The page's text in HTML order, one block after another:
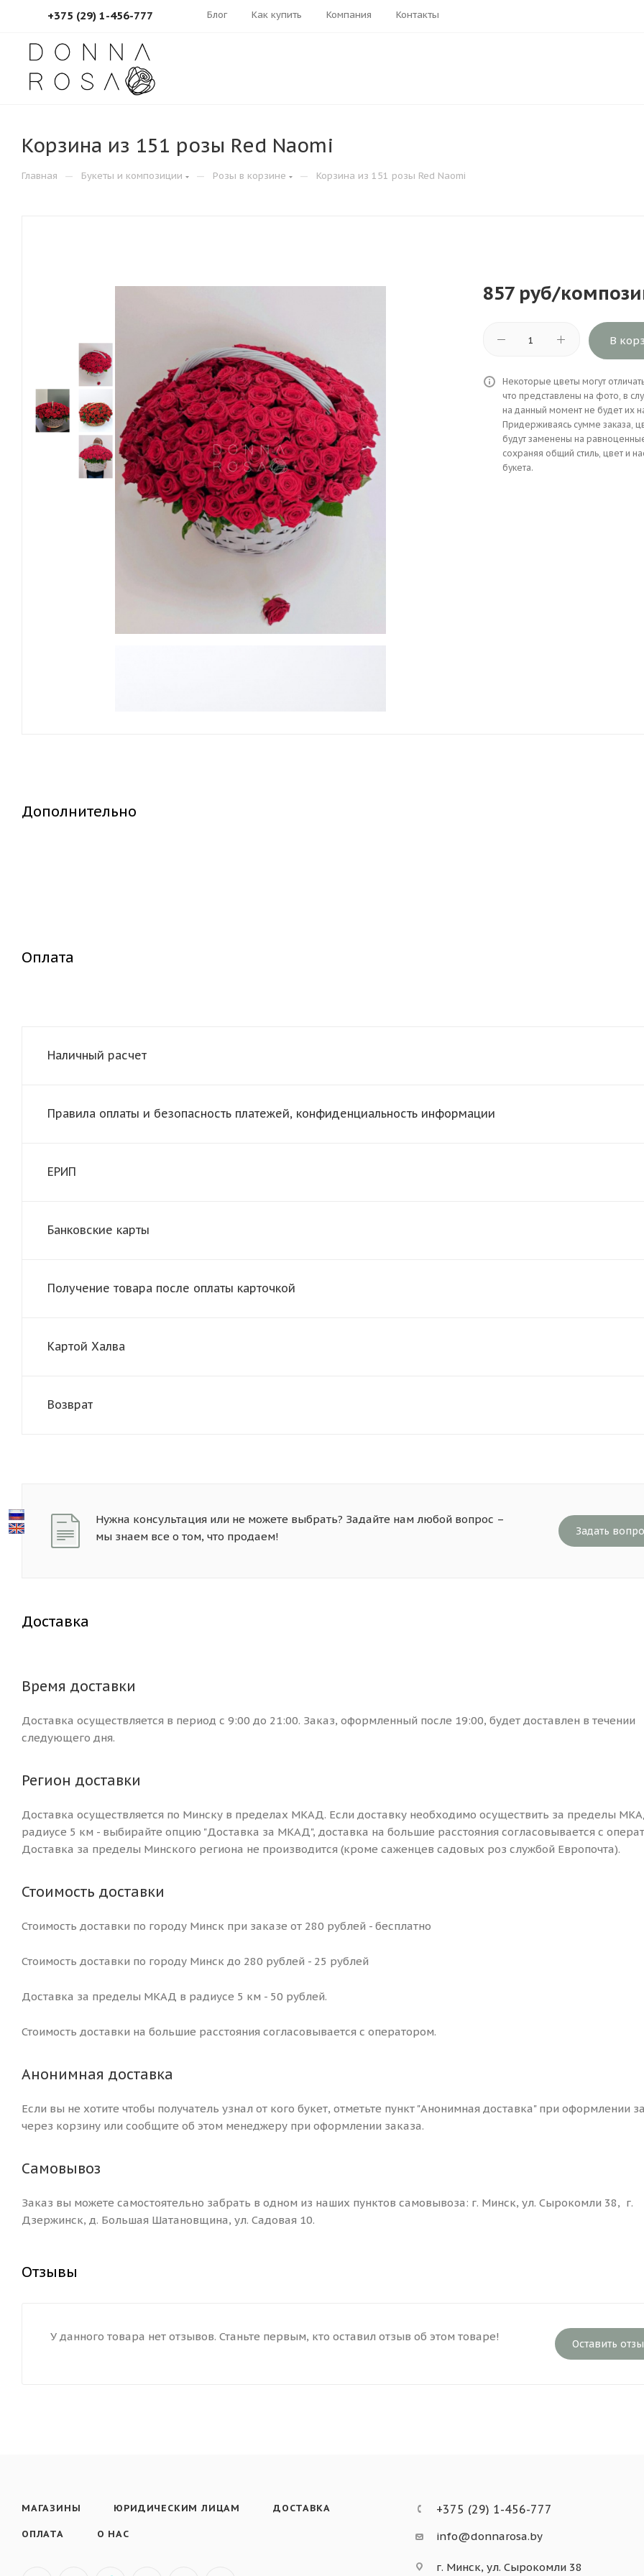
+375 (29) 1-456-777 Блог Как купить Компания Контакты
Корзина из 151 розы Red Naomi
Главная — Букеты и композиции — Розы в корзине — Корзина из 151 розы Red Naomi
857руб/
В
Некоторые цветы могут
что представлены на фото, в
на данный момент не будет их
Придерживаясь сумме заказа,
будут заменены на
сохраняя общий стиль, цвет и
букета.
Дополнительно
Оплата
Наличный расчет
Правила оплаты и безопасность платежей, конфиденциальность информации
ЕРИП
Банковские карты
Получение товара после оплаты карточкой
Картой Халва
Возврат
Нужна консультация или не можете выбрать? Задайте нам любой вопрос –
мы знаем все о том, что продаем!
Задать
Доставка
Время доставки
Доставка осуществляется в период с 9:00 до 21:00. Заказ, оформленный после 19:00, будет доставлен в течении
следующего дня.
Регион доставки
Доставка осуществляется по Минску в пределах МКАД. Если доставку необходимо осуществить за пределы
радиусе 5 км - выбирайте опцию "Доставка за МКАД", доставка на большие расстояния согласовывается с
Доставка за пределы Минского региона не производится (кроме саженцев садовых роз службой Европочта).
Стоимость доставки
Стоимость доставки по городу Минск при заказе от 280 рублей - бесплатно
Стоимость доставки по городу Минск до 280 рублей - 25 рублей
Доставка за пределы МКАД в радиусе 5 км - 50 рублей.
Стоимость доставки на большие расстояния согласовывается с оператором.
Анонимная доставка
Если вы не хотите чтобы получатель узнал от кого букет, отметьте пункт "Анонимная доставка" при оформлении
через корзину или сообщите об этом менеджеру при оформлении заказа.
Самовывоз
Заказ вы можете самостоятельно забрать в одном из наших пунктов самовывоза: г. Минск, ул. Сырокомли 38, г.
Дзержинск, д. Большая Шатановщина, ул. Садовая 10.
Отзывы
Оставить
У данного товара нет отзывов. Станьте первым, кто оставил отзыв об этом товаре!
МАГАЗИНЫ ЮРИДИЧЕСКИМ ЛИЦАМ ДОСТАВКА
ОПЛАТА О НАС
+375 (29) 1-456-777
info@donnarosa.by
г. Минск, ул. Сырокомли 38